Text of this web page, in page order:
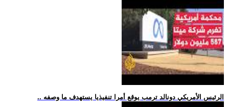
.. الرئيس الأمريكي دونالد ترمب يوقع أمرا تنفيذيا يستهدف ما وصفه